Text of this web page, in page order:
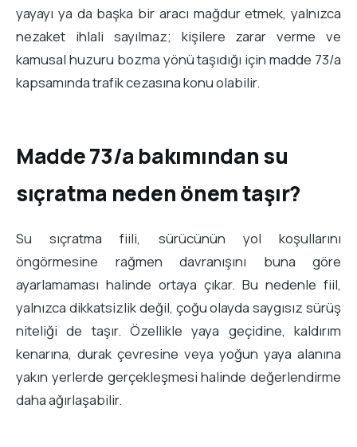
yayayı ya da başka bir aracı mağdur etmek, yalnızca
nezaket ihlali sayılmaz; kişilere zarar verme ve
kamusal huzuru bozma yönü taşıdığı için madde 73/a
kapsamında trafik cezasına konu olabilir.
Madde 73/a bakımından su
sıçratma neden önem taşır?
Su sıçratma fiili, sürücünün yol koşullarını
öngörmesine rağmen davranışını buna göre
ayarlamaması halinde ortaya çıkar. Bu nedenle fiil,
yalnızca dikkatsizlik değil, çoğu olayda saygısız sürüş
niteliği de taşır. Özellikle yaya geçidine, kaldırım
kenarına, durak çevresine veya yoğun yaya alanına
yakın yerlerde gerçekleşmesi halinde değerlendirme
daha ağırlaşabilir.